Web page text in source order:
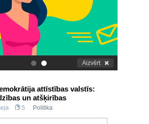
. Aizvērt
attīstības valstīs:
un atšķirības
5 Politika